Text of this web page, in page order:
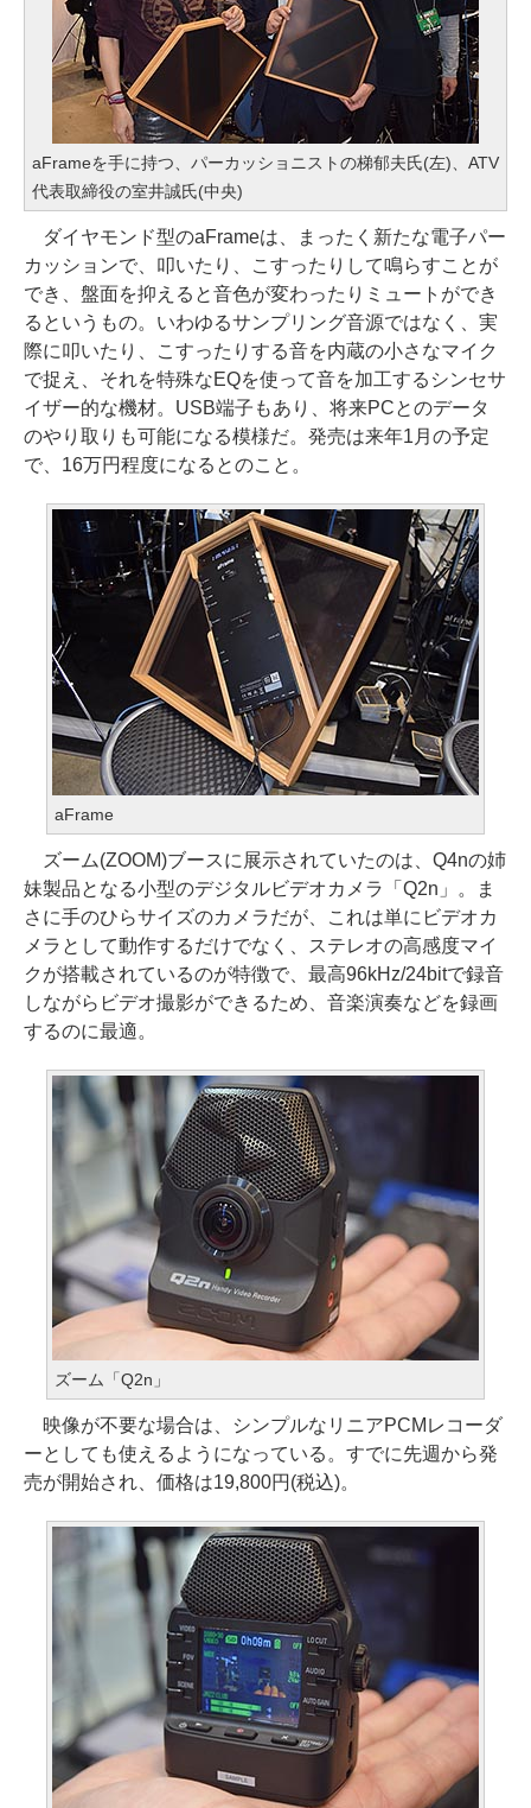
aFrameを手に持つ、パーカッショニストの梯郁夫氏(左)、ATV
代表取締役の室井誠氏(中央)
ダイヤモンド型のaFrameは、まったく新たな電子パー
カッションで、叩いたり、こすったりして鳴らすことが
でき、盤面を抑えると音色が変わったりミュートができ
るというもの。いわゆるサンプリング音源ではなく、実
際に叩いたり、こすったりする音を内蔵の小さなマイク
で捉え、それを特殊なEQを使って音を加工するシンセサ
イザー的な機材。USB端子もあり、将来PCとのデータ
のやり取りも可能になる模様だ。発売は来年1月の予定
で、16万円程度になるとのこと。
aFrame
ズーム(ZOOM)ブースに展示されていたのは、Q4nの姉
妹製品となる小型のデジタルビデオカメラ「Q2n」。ま
さに手のひらサイズのカメラだが、これは単にビデオカ
メラとして動作するだけでなく、ステレオの高感度マイ
クが搭載されているのが特徴で、最高96kHz/24bitで録音
しながらビデオ撮影ができるため、音楽演奏などを録画
するのに最適。
ズーム「Q2n」
映像が不要な場合は、シンプルなリニアPCMレコーダ
ーとしても使えるようになっている。すでに先週から発
売が開始され、価格は19,800円(税込)。